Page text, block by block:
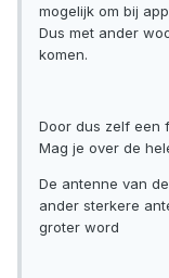
mogelijk om bij
Dus met ander
komen.
Door dus zelf een
Mag je over de
De antenne van
ander sterkere
groter word